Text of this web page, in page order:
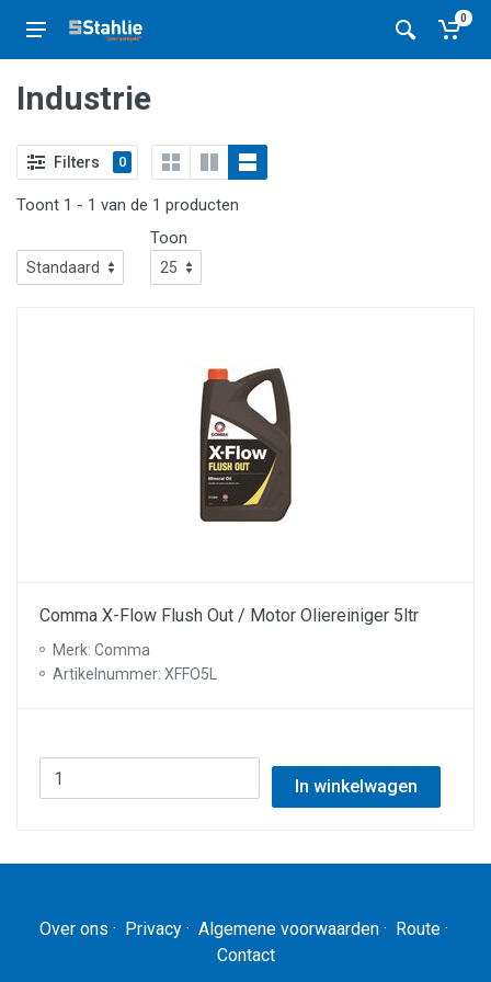
0
Industrie
Filters 0
Toont 1 - 1 van de 1 producten
Toon
Comma X-Flow Flush Out / Motor Oliereiniger 5ltr
Merk: Comma
Artikelnummer: XFFO5L
In winkelwagen
Over ons · Privacy· Algemene voorwaarden· Route·
Contact